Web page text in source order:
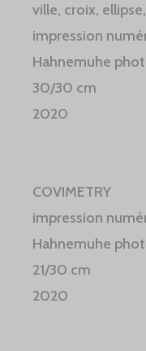
ville, croix,
impression
Hahnemuhe
30/30 cm
2020
COVIMETRY
impression
Hahnemuhe
21/30 cm
2020